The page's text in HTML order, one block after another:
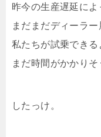
昨今の生産遅延によ
まだまだディーラー
私たちが試乗でき
まだ時間がかかりそ
したっけ。